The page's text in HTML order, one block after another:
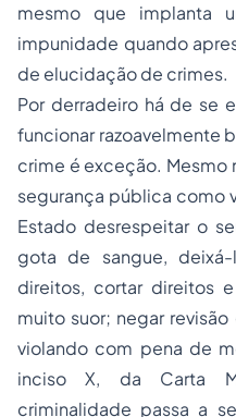
mesmo que implanta
impunidade quando
de elucidação de crimes.
Por derradeiro há de se
funcionar razoavelmente
crime é exceção. Mesmo
segurança pública como
Estado desrespeitar o
gota de sangue,
direitos, cortar direitos
muito suor; negar
violando com pena de
inciso X, da Carta
criminalidade passa a